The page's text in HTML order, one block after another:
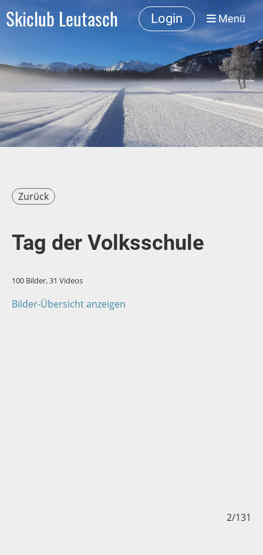
Skiclub Leutasch Login Menü
Zurück
Tag der Volksschule
100 Bilder, 31 Videos
Bilder-Übersicht anzeigen
2/131